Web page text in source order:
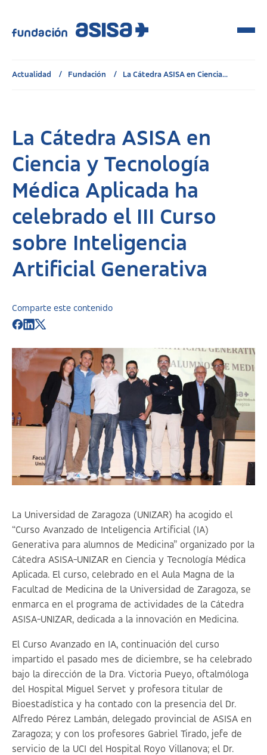
Actualidad Fundación La Cátedra ASISA en Ciencia...
La Cátedra ASISA en
Ciencia y Tecnología
Médica Aplicada ha
celebrado el III Curso
sobre Inteligencia
Artificial Generativa
Comparte este contenido
La Universidad de Zaragoza (UNIZAR) ha acogido el
“Curso Avanzado de Inteligencia Artificial (IA)
Generativa para alumnos de Medicina” organizado por la
Cátedra ASISA-UNIZAR en Ciencia y Tecnología Médica
Aplicada. El curso, celebrado en el Aula Magna de la
Facultad de Medicina de la Universidad de Zaragoza, se
enmarca en el programa de actividades de la Cátedra
ASISA-UNIZAR, dedicada a la innovación en Medicina.
El Curso Avanzado en IA, continuación del curso
impartido el pasado mes de diciembre, se ha celebrado
bajo la dirección de la Dra. Victoria Pueyo, oftalmóloga
del Hospital Miguel Servet y profesora titular de
Bioestadística y ha contado con la presencia del Dr.
Alfredo Pérez Lambán, delegado provincial de ASISA en
Zaragoza; y con los profesores Gabriel Tirado, jefe de
servicio de la UCI del Hospital Royo Villanova; el Dr.